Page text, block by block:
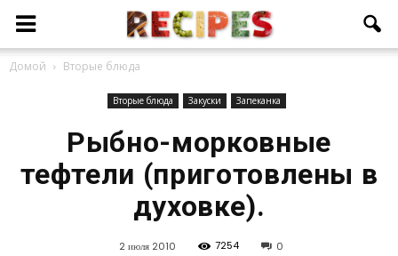
Домой Вторые блюда
Вторые блюда Закуски Запеканка
Рыбно-морковные
тефтели (приготовлены в
духовке).
2 июля 2010 7254 0